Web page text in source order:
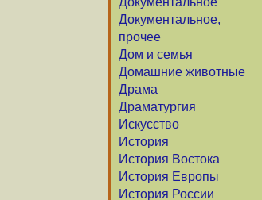
Документальное,
прочее
Дом и семья
Домашние животные
Драма
Драматургия
Искусство
История
История Востока
История Европы
История России